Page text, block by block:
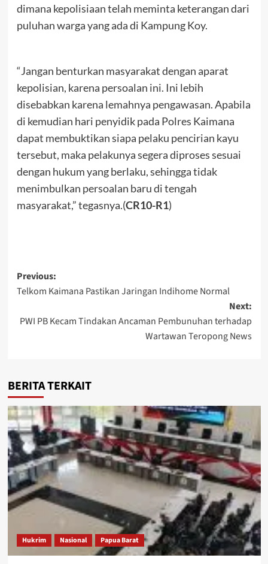
dimana kepolisiaan telah meminta keterangan dari
puluhan warga yang ada di Kampung Koy.
“Jangan benturkan masyarakat dengan aparat
kepolisian, karena persoalan ini. Ini lebih
disebabkan karena lemahnya pengawasan. Apabila
di kemudian hari penyidik pada Polres Kaimana
dapat membuktikan siapa pelaku pencirian kayu
tersebut, maka pelakunya segera diproses sesuai
dengan hukum yang berlaku, sehingga tidak
menimbulkan persoalan baru di tengah
masyarakat,” tegasnya.(CR10-R1)
Post
navigation
Previous:
Telkom Kaimana Pastikan Jaringan Indihome Normal
Next:
PWI PB Kecam Tindakan Ancaman Pembunuhan terhadap
Wartawan Teropong News
BERITA TERKAIT
Hukrim Nasional Papua Barat